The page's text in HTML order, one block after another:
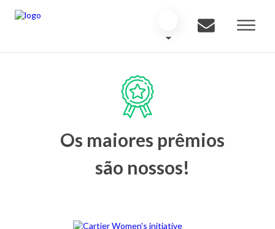
Os maiores prêmios
são nossos!